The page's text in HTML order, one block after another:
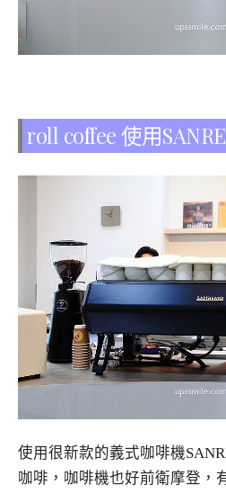
roll coffee 使用
使用很新款的義式咖啡機
咖啡，咖啡機也好前衛摩登，